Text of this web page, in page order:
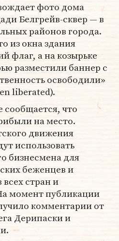
фото дома
Белгрейв-сквер — в
районов города.
из окна здания
флаг, а на козырьке
разместили баннер с
освободили»
liberated).
что
на место.
движения
использовать
бизнесмена для
беженцев и
стран и
момент публикации
комментарии от
Дерипаски и